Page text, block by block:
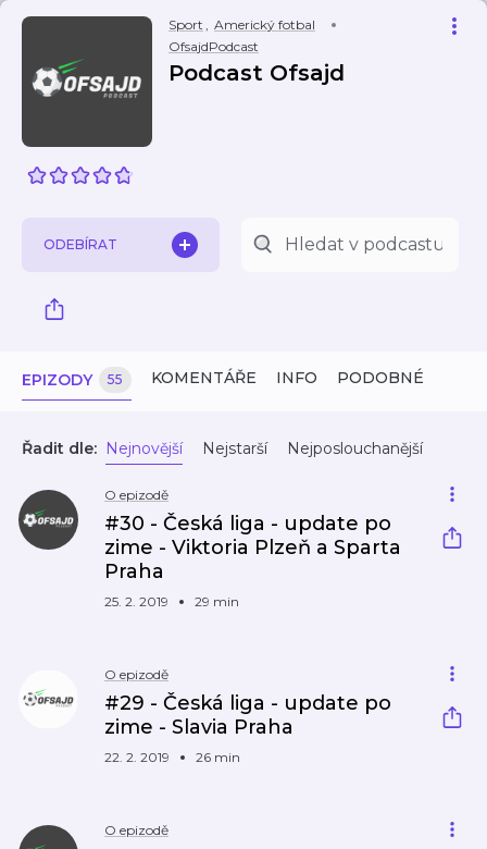
Sport , Americký fotbal
OfsajdPodcast
Podcast Ofsajd
ODEBÍRAT
EPIZODY 55 KOMENTÁŘE INFO PODOBNÉ
Řadit dle: Nejnovější Nejstarší Nejposlouchanější
O epizodě
#30 - Česká liga - update po
zime - Viktoria Plzeň a Sparta
Praha
25. 2. 2019 29 min
O epizodě
#29 - Česká liga - update po
zime - Slavia Praha
22. 2. 2019 26 min
O epizodě